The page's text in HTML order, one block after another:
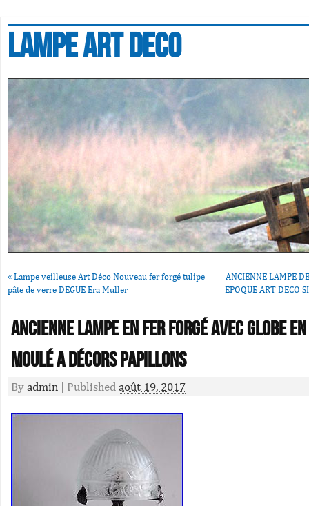
Lampe art deco
« Lampe veilleuse Art Déco Nouveau fer forgé tulipe
pâte de verre DEGUE Era Muller
ANCIENNE LAMPE
EPOQUE ART DECO
ANCIENNE LAMPE EN FER FORGÉ avec
moulé a décors papillons
By admin | Published août 19, 2017